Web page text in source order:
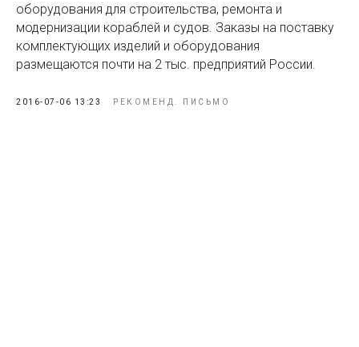
оборудования для строительства, ремонта и
модернизации кораблей и судов. Заказы на поставку
комплектующих изделий и оборудования
размещаются почти на 2 тыс. предприятий России.
2016-07-06 13:23 РЕКОМЕНД. ПИСЬМО